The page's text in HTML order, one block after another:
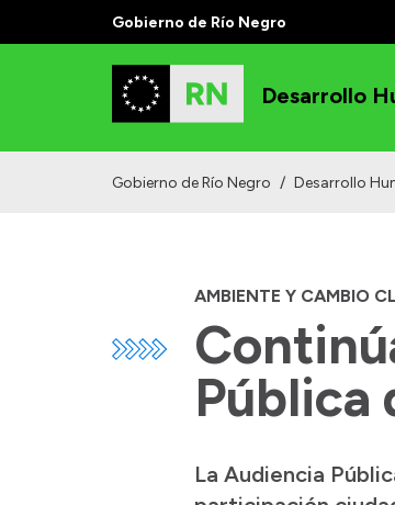
Gobierno de Río Negro
Desarrollo
Gobierno de Río Negro / Desarrollo
AMBIENTE Y CAMBIO
Pública
La Audiencia